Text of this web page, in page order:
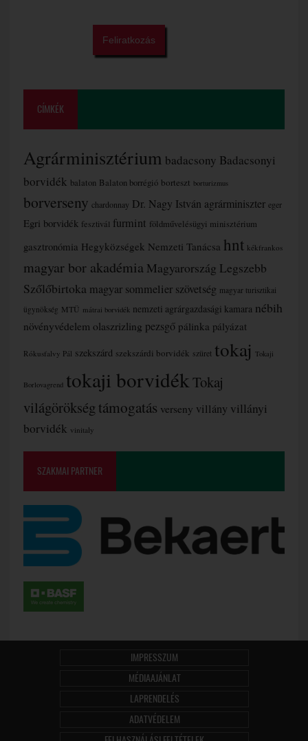
CÍMKÉK
Agrárminisztérium badacsony Badacsonyi
borvidék balaton Balaton borrégió borteszt borturizmus
borverseny chardonnay Dr. Nagy István agrárminiszter eger
Egri borvidék fesztivál furmint földművelésügyi minisztérium
gasztronómia Hegyközségek Nemzeti Tanácsa hnt kékfrankos
magyar bor akadémia Magyarország Legszebb
Szőlőbirtoka magyar sommelier szövetség magyar turisztikai
ügynökség MTÜ mátrai borvidék nemzeti agrárgazdasági kamara nébih
növényvédelem olaszrizling pezsgő pálinka pályázat
Rókusfalvy Pál szekszárd szekszárdi borvidék szüret tokaj Tokaji
Borlovagrend tokaji borvidékTokaj
világörökségtámogatás verseny villány villányi
borvidék vinitaly
SZAKMAI PARTNER
IMPRESSZUM
MÉDIAAJÁNLAT
LAPRENDELÉS
ADATVÉDELEM